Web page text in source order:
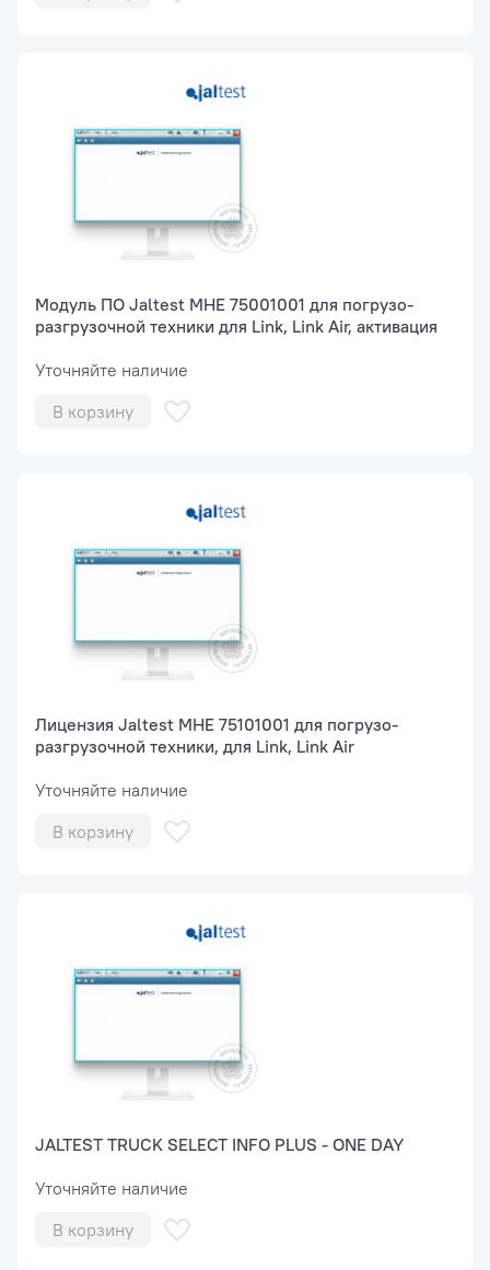
Модуль ПО Jaltest МНЕ 75001001 для погрузо-
разгрузочной техники для Link, Link Air, активация
Уточняйте наличие
В корзину
Лицензия Jaltest МНЕ 75101001 для погрузо-
разгрузочной техники, для Link, Link Air
Уточняйте наличие
В корзину
JALTEST TRUCK SELECT INFO PLUS - ONE DAY
Уточняйте наличие
В корзину